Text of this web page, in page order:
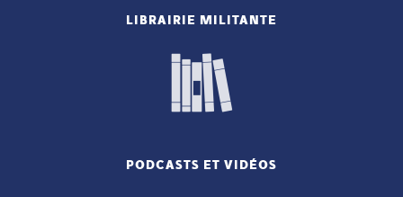
LIBRAIRIE MILITANTE
PODCASTS ET VIDÉOS